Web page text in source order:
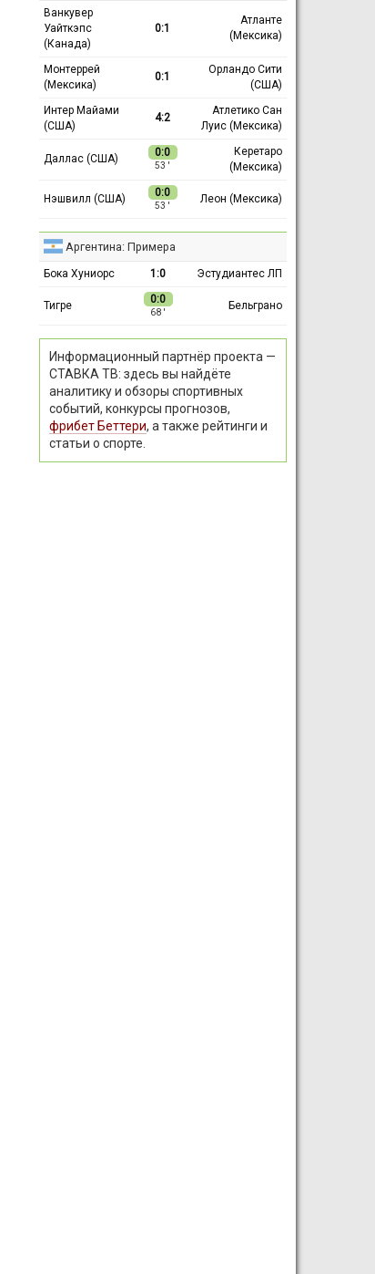
Ванкувер
Уайткэпс
(Канада)
0:1
Атланте
(Мексика)
Монтеррей
(Мексика)
0:1
Орландо Сити
(США)
Интер Майами
(США)
4:2
Атлетико Сан
Луис (Мексика)
Даллас (США) 0:0
53 ′
Керетаро
(Мексика)
Нэшвилл (США) 0:0
53 ′
Леон (Мексика)
Аргентина: Примера
Бока Хуниорс 1:0 Эстудиантес ЛП
Тигре 0:0
68 ′
Бельграно
Информационный партнёр проекта —
СТАВКА ТВ: здесь вы найдёте
аналитику и обзоры спортивных
событий, конкурсы прогнозов,
фрибет Беттери, а также рейтинги и
статьи о спорте.